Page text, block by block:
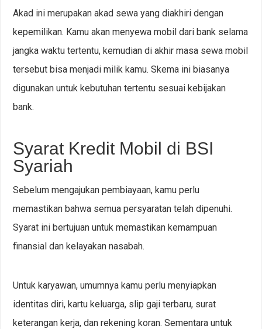
Akad ini merupakan akad sewa yang diakhiri dengan
kepemilikan. Kamu akan menyewa mobil dari bank selama
jangka waktu tertentu, kemudian di akhir masa sewa mobil
tersebut bisa menjadi milik kamu. Skema ini biasanya
digunakan untuk kebutuhan tertentu sesuai kebijakan
bank.
Syarat Kredit Mobil di BSI
Syariah
Sebelum mengajukan pembiayaan, kamu perlu
memastikan bahwa semua persyaratan telah dipenuhi.
Syarat ini bertujuan untuk memastikan kemampuan
finansial dan kelayakan nasabah.
Untuk karyawan, umumnya kamu perlu menyiapkan
identitas diri, kartu keluarga, slip gaji terbaru, surat
keterangan kerja, dan rekening koran. Sementara untuk